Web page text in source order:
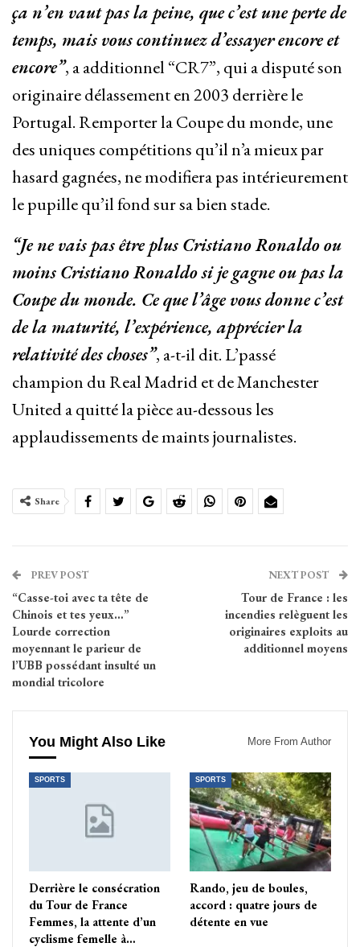
ça n’en vaut pas la peine, que c’est une perte de
temps, mais vous continuez d’essayer encore et
encore”, a additionnel “CR7”, qui a disputé son
originaire délassement en 2003 derrière le
Portugal. Remporter la Coupe du monde, une
des uniques compétitions qu’il n’a mieux par
hasard gagnées, ne modifiera pas intérieurement
le pupille qu’il fond sur sa bien stade.
“Je ne vais pas être plus Cristiano Ronaldo ou
moins Cristiano Ronaldo si je gagne ou pas la
Coupe du monde. Ce que l’âge vous donne c’est
de la maturité, l’expérience, apprécier la
relativité des choses”, a-t-il dit. L’passé
champion du Real Madrid et de Manchester
United a quitté la pièce au-dessous les
applaudissements de maints journalistes.
Share
PREV POST
“Casse-toi avec ta tête de
Chinois et tes yeux…”
Lourde correction
moyennant le parieur de
l’UBB possédant insulté un
mondial tricolore
NEXT POST
Tour de France : les
incendies relèguent les
originaires exploits au
additionnel moyens
You Might Also Like More From Author
SPORTS
Derrière le consécration
du Tour de France
Femmes, la attente d’un
cyclisme femelle à…
SPORTS
Rando, jeu de boules,
accord : quatre jours de
détente en vue